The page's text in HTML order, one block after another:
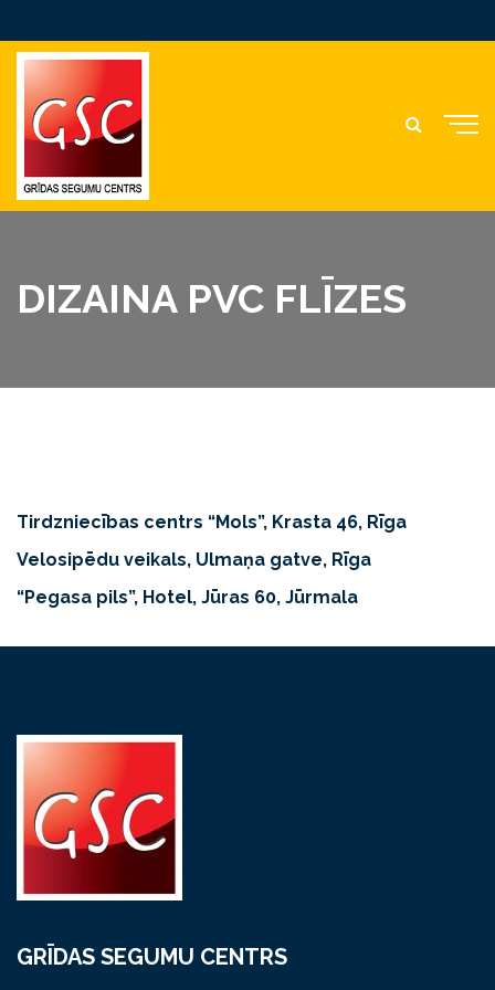
DIZAINA PVC FLĪZES
Tirdzniecības centrs “Mols”, Krasta 46, Rīga
Velosipēdu veikals, Ulmaņa gatve, Rīga
“Pegasa pils”, Hotel, Jūras 60, Jūrmala
GRĪDAS SEGUMU CENTRS